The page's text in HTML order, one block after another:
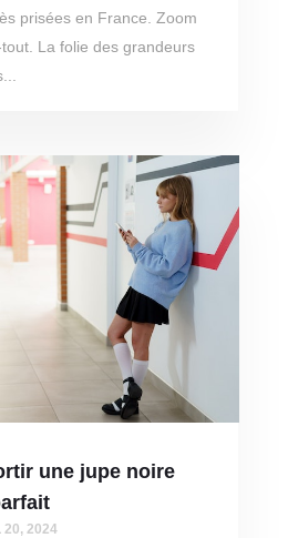
prisées en France. Zoom
La folie des grandeurs
une jupe noire
20, 2024